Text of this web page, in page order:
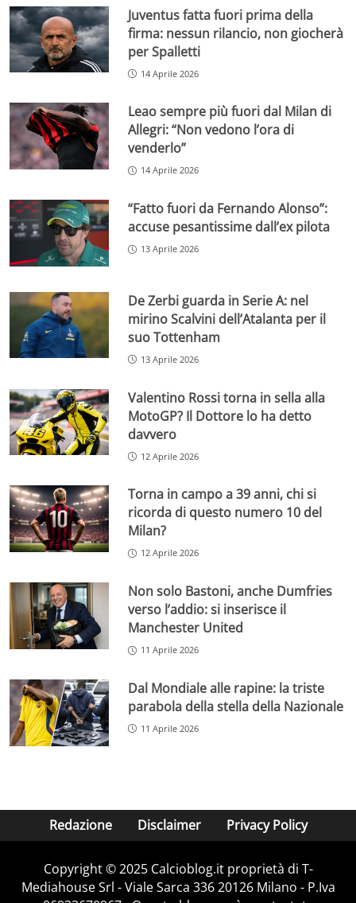
Juventus fatta fuori prima della
firma: nessun rilancio, non giocherà
per Spalletti
14 Aprile 2026
Leao sempre più fuori dal Milan di
Allegri: “Non vedono l’ora di
venderlo”
14 Aprile 2026
“Fatto fuori da Fernando Alonso”:
accuse pesantissime dall’ex pilota
13 Aprile 2026
De Zerbi guarda in Serie A: nel
mirino Scalvini dell’Atalanta per il
suo Tottenham
13 Aprile 2026
Valentino Rossi torna in sella alla
MotoGP? Il Dottore lo ha detto
davvero
12 Aprile 2026
Torna in campo a 39 anni, chi si
ricorda di questo numero 10 del
Milan?
12 Aprile 2026
Non solo Bastoni, anche Dumfries
verso l’addio: si inserisce il
Manchester United
11 Aprile 2026
Dal Mondiale alle rapine: la triste
parabola della stella della Nazionale
11 Aprile 2026
Redazione Disclaimer Privacy Policy
Copyright © 2025 Calcioblog.it proprietà di T-
Mediahouse Srl - Viale Sarca 336 20126 Milano - P.Iva